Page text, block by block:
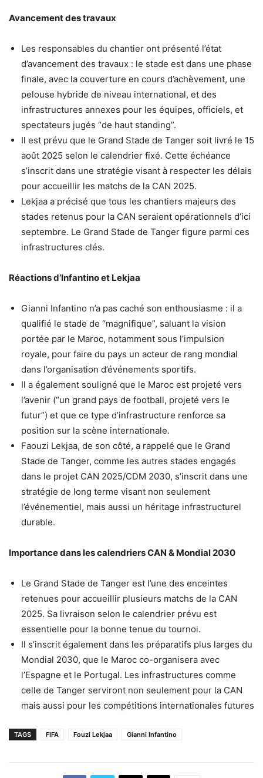
Avancement des travaux
Les responsables du chantier ont présenté l’état
d’avancement des travaux : le stade est dans une phase
finale, avec la couverture en cours d’achèvement, une
pelouse hybride de niveau international, et des
infrastructures annexes pour les équipes, officiels, et
spectateurs jugés “de haut standing”.
Il est prévu que le Grand Stade de Tanger soit livré le 15
août 2025 selon le calendrier fixé. Cette échéance
s’inscrit dans une stratégie visant à respecter les délais
pour accueillir les matchs de la CAN 2025.
Lekjaa a précisé que tous les chantiers majeurs des
stades retenus pour la CAN seraient opérationnels d’ici
septembre. Le Grand Stade de Tanger figure parmi ces
infrastructures clés.
Réactions d’Infantino et Lekjaa
Gianni Infantino n’a pas caché son enthousiasme : il a
qualifié le stade de “magnifique”, saluant la vision
portée par le Maroc, notamment sous l’impulsion
royale, pour faire du pays un acteur de rang mondial
dans l’organisation d’événements sportifs.
Il a également souligné que le Maroc est projeté vers
l’avenir (“un grand pays de football, projeté vers le
futur”) et que ce type d’infrastructure renforce sa
position sur la scène internationale.
Faouzi Lekjaa, de son côté, a rappelé que le Grand
Stade de Tanger, comme les autres stades engagés
dans le projet CAN 2025/CDM 2030, s’inscrit dans une
stratégie de long terme visant non seulement
l’événementiel, mais aussi un héritage infrastructurel
durable.
Importance dans les calendriers CAN & Mondial 2030
Le Grand Stade de Tanger est l’une des enceintes
retenues pour accueillir plusieurs matchs de la CAN
2025. Sa livraison selon le calendrier prévu est
essentielle pour la bonne tenue du tournoi.
Il s’inscrit également dans les préparatifs plus larges du
Mondial 2030, que le Maroc co-organisera avec
l’Espagne et le Portugal. Les infrastructures comme
celle de Tanger serviront non seulement pour la CAN
mais aussi pour les compétitions internationales futures
TAGS FIFA Fouzi Lekjaa Gianni Infantino